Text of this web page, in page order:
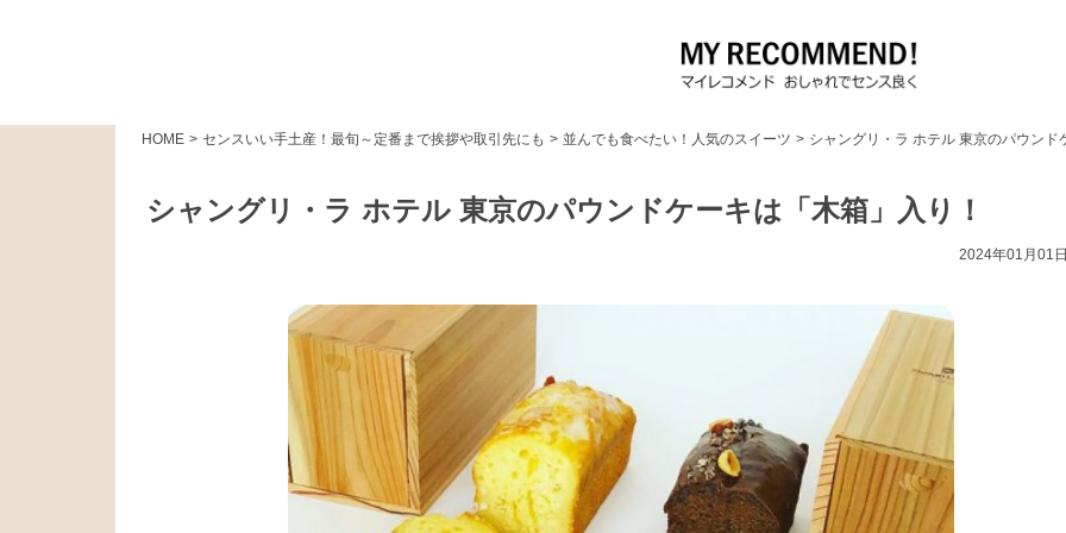
HOME > センスいい手土産！最旬～定番まで挨拶や取引先にも > 並んでも食べたい！人気のスイーツ > シャングリ・ラ ホテル 東京のパウンド
シャングリ・ラ ホテル 東京のパウンドケーキは「木箱」入り！
2024年01月01